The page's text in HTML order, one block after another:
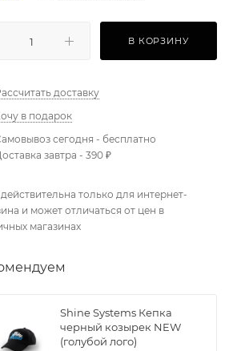
В КОРЗИНУ
доставку
в подарок
сегодня - бесплатно
завтра - 390 ₽
только для интернет-
и может отличаться от цен в
магазинах
Shine Systems Кепка
черный козырек NEW
(голубой лого)